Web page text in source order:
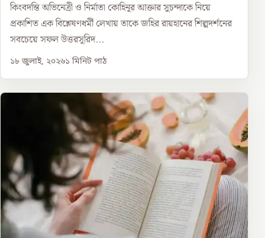
কিংবদন্তি অভিনেত্রী ও নির্মাতা কোহিনূর আক্তার সুচন্দাকে নিয়ে
প্রকাশিত এক বিশ্লেষণধর্মী লেখায় তাকে জহির রায়হানের শিল্পদর্শনের
সবচেয়ে সফল উত্তরসূরিদ...
১৮ জুলাই, ২০২৬১ মিনিট পাঠ